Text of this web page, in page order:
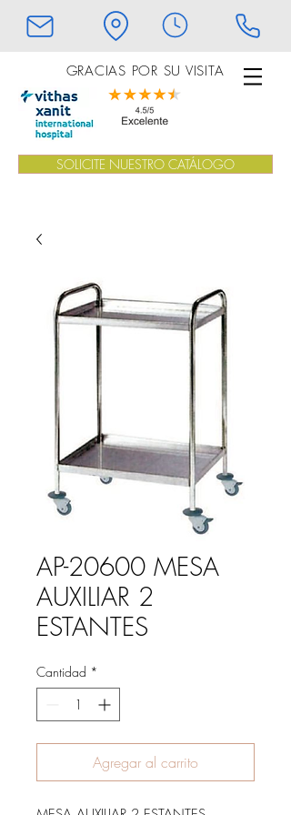
GRACIAS POR SU VISITA
SOLICITE NUESTRO CATÁLOGO
AP-20600 MESA
AUXILIAR 2
ESTANTES
Cantidad *
Agregar al carrito